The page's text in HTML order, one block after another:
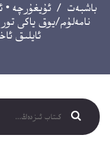
باشبەت /ئۇيغۇرچە •
نامەلۇم/يوق ياكى
ئايلىق